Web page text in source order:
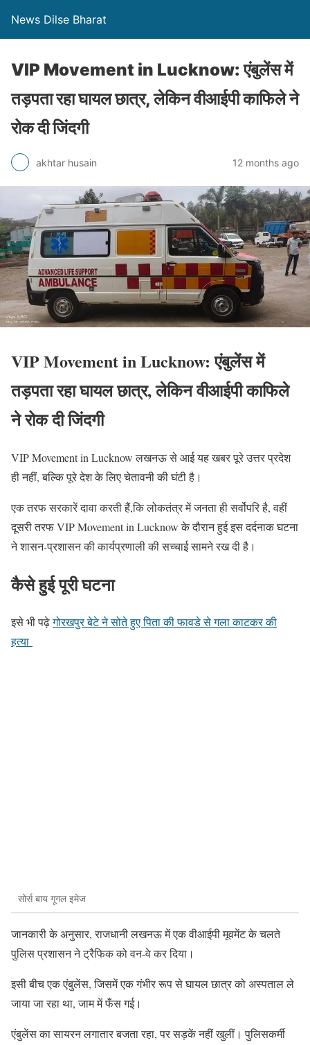
News Dilse Bharat
VIP Movement in Lucknow: एंबुलेंस में
तड़पता रहा घायल छात्र, लेकिन वीआईपी काफिले ने
रोक दी जिंदगी
akhtar husain 12 months ago
VIP Movement in Lucknow: एंबुलेंस में
तड़पता रहा घायल छात्र, लेकिन वीआईपी काफिले
ने रोक दी जिंदगी
VIP Movement in Lucknow लखनऊ से आई यह खबर पूरे उत्तर प्रदेश
ही नहीं, बल्कि पूरे देश के लिए चेतावनी की घंटी है।
एक तरफ सरकारें दावा करती हैं,कि लोकतंत्र में जनता ही सर्वोपरि है, वहीं
दूसरी तरफ VIP Movement in Lucknow के दौरान हुई इस दर्दनाक घटना
ने शासन-प्रशासन की कार्यप्रणाली की सच्चाई सामने रख दी है।
कैसे हुई पूरी घटना
इसे भी पढ़ेगोरखपुर बेटे ने सोते हुए पिता की फावडे से गला काटकर की
हत्या
सोर्स बाय गूगल इमेज
जानकारी के अनुसार, राजधानी लखनऊ में एक वीआईपी मूवमेंट के चलते
पुलिस प्रशासन ने ट्रैफिक को वन-वे कर दिया।
इसी बीच एक एंबुलेंस, जिसमें एक गंभीर रूप से घायल छात्र को अस्पताल ले
जाया जा रहा था, जाम में फँस गई।
एंबुलेंस का सायरन लगातार बजता रहा, पर सड़कें नहीं खुलीं। पुलिसकर्मी